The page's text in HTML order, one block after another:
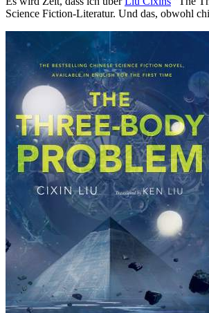
Science Fiction-Literatur. Und das, obwohl